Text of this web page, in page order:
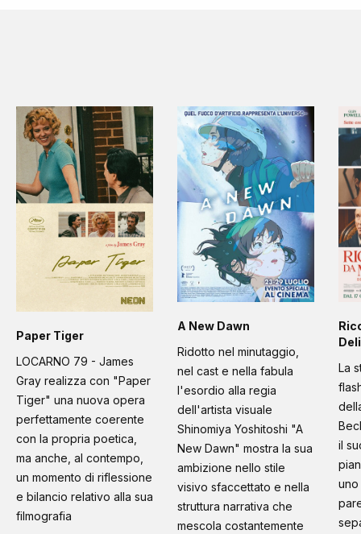
Paper Tiger
LOCARNO 79 - James
Gray realizza con "Paper
Tiger" una nuova opera
perfettamente coerente
con la propria poetica,
ma anche, al contempo,
un momento di riflessione
e bilancio relativo alla sua
filmografia
A New Dawn
Ridotto nel minutaggio,
nel cast e nella fabula
l'esordio alla regia
dell'artista visuale
Shinomiya Yoshitoshi "A
New Dawn" mostra la sua
ambizione nello stile
visivo sfaccettato e nella
struttura narrativa che
mescola costantemente
La
il